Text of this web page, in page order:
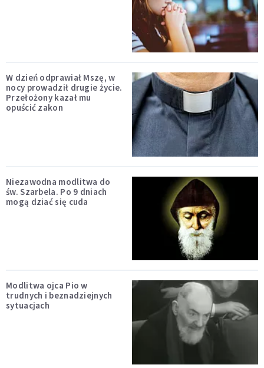
W dzień odprawiał Mszę, w
nocy prowadził drugie życie.
Przełożony kazał mu
opuścić zakon
Niezawodna modlitwa do
św. Szarbela. Po 9 dniach
mogą dziać się cuda
Modlitwa ojca Pio w
trudnych i beznadziejnych
sytuacjach